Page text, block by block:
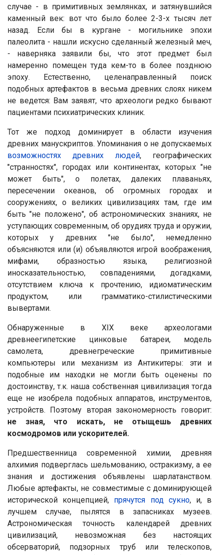
случае - в примитивных землянках, и затянувшийся
каменный век: вот что было более 2-3-х тысяч лет
назад. Если бы в кургане - могильнике эпохи
палеолита - нашли искусно сделанный железный меч,
- наверняка заявили бы, что этот предмет был
намеренно помещен туда кем-то в более позднюю
эпоху. Естественно, целенаправленный поиск
подобных артефактов в весьма древних слоях никем
не ведется: Вам заявят, что археологи редко бывают
пациентами психиатрических клиник.
Тот же подход доминирует в области изучения
древних манускриптов. Упоминания о не допускаемых
возможностях древних людей, географических
"странностях", городах или континентах, которых "не
может быть", о полетах, далеких плаваньях,
пересечении океанов, об огромных городах и
сооружениях, о великих цивилизациях там, где им
быть "не положено", об астрономических знаниях, не
уступающих современным, об орудиях труда и оружии,
которых у древних "не было", немедленно
объясняются или (и) объявляются игрой воображения,
мифами, образностью языка, религиозной
иносказательностью, совпадениями, догадками,
отсутствием ключа к прочтению, идиоматическим
продуктом, или грамматико-стилистическими
вывертами.
Обнаруженные в XIX веке археологами
древнеегипетские цинковые батареи, модель
самолета, древнегреческие примитивные
компьютеры или механизм из Антикитеры: эти и
подобные им находки не могли быть оценены по
достоинству, т.к. наша собственная цивилизация тогда
еще не изобрела подобных аппаратов, инструментов,
устройств. Поэтому вторая закономерность говорит:
не зная, что искать, не отыщешь древних
космодромов или ускорителей.
Предшественница современной химии, древняя
алхимия подверглась шельмованию, остракизму, а ее
знания и достижения объявлены шарлатанством.
Любые артефакты, не совместимые с доминирующей
исторической концепцией, прячутся под сукно, и, в
лучшем случае, пылятся в запасниках музеев.
Астрономическая точность календарей древних
цивилизаций, невозможная без настоящих
обсерваторий, подзорных труб или телескопов,